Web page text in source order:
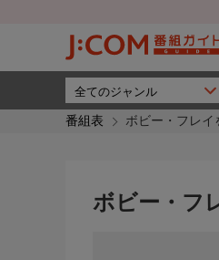
番組表 ボビー・フレイ
ボビー・フ